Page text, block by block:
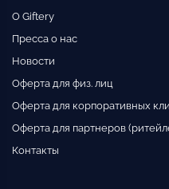
О Giftery
Пресса о нас
Новости
Оферта для физ. лиц
Оферта для корпоративных
Оферта для партнеров
Контакты